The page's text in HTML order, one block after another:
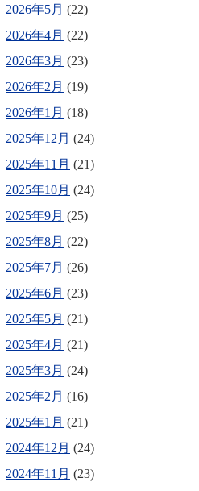
2026年5月 (22)
2026年4月 (22)
2026年3月 (23)
2026年2月 (19)
2026年1月 (18)
2025年12月 (24)
2025年11月 (21)
2025年10月 (24)
2025年9月 (25)
2025年8月 (22)
2025年7月 (26)
2025年6月 (23)
2025年5月 (21)
2025年4月 (21)
2025年3月 (24)
2025年2月 (16)
2025年1月 (21)
2024年12月 (24)
2024年11月 (23)